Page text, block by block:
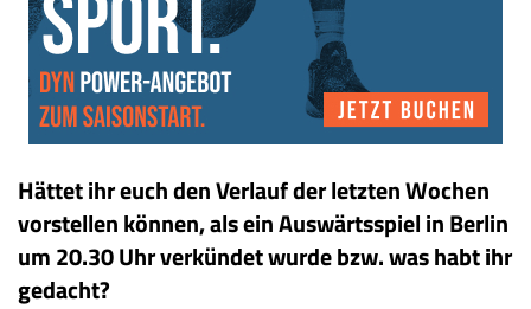
Hättet ihr euch den Verlauf der letzten Wochen
vorstellen können, als ein Auswärtsspiel in Berlin
um 20.30 Uhr verkündet wurde bzw. was habt ihr
gedacht?